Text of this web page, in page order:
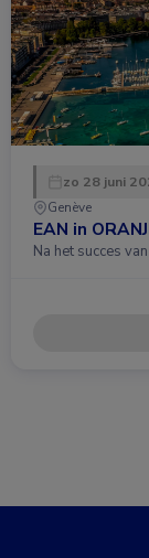
zo 28 juni
Genève
EAN in
Na het succes